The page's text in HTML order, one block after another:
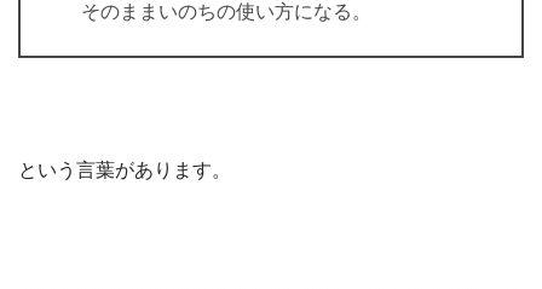
そのままいのちの使い方になる。
という言葉があります。